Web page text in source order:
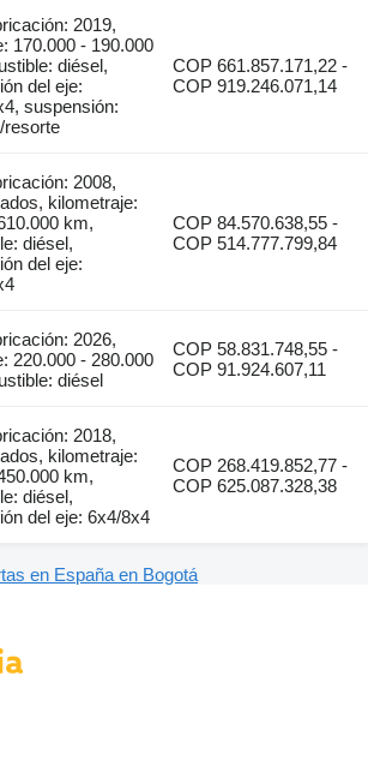
2019,
170.000 - 190.000
diésel,
del eje:
suspensión:
resorte
COP 661.857.171,22 -
COP 919.246.071,14
2008,
kilometraje:
km,
diésel,
del eje:
COP 84.570.638,55 -
COP 514.777.799,84
2026,
220.000 - 280.000
diésel
COP 58.831.748,55 -
COP 91.924.607,11
2018,
kilometraje:
km,
diésel,
del eje: 6x4/8x4
COP 268.419.852,77 -
COP 625.087.328,38
en España en Bogotá